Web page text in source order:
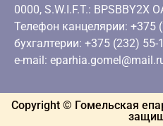
0000, S.W.I.F.T.:
Телефон канцелярии: +375
бухгалтерии: +375 (232) 55-
e-mail:
Copyright © Гомельская